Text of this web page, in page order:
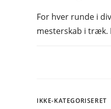
For hver runde i
mesterskab i træk.
IKKE-KATEGORISERET